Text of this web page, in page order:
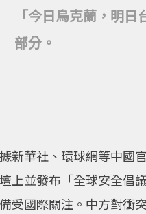
「今日烏克蘭，明
部分。
新華社、環球網等中國
上並發布「全球安全倡
受國際關注。中方對衝